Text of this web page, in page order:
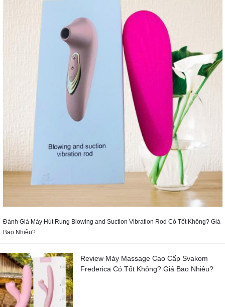
Đánh Giá Máy Hút Rung Blowing and Suction Vibration Rod Có Tốt Không? Giá
Bao Nhiêu?
Review Máy Massage Cao Cấp Svakom
Frederica Có Tốt Không? Giá Bao Nhiêu?